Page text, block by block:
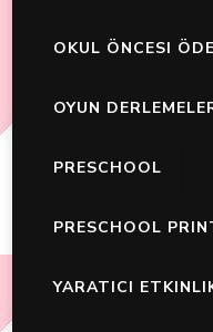
OKUL ÖNCESI
OYUN
PRESCHOOL
PRESCHOOL
YARATICI